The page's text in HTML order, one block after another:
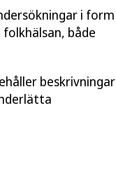
i form
både
beskrivningar